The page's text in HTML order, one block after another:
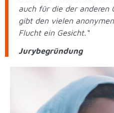
auch für die der anderen
gibt den vielen
Flucht ein Gesicht.“
Jurybegründung